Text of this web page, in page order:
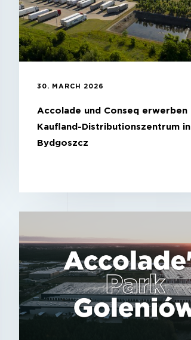
30. MARCH 2026
Accolade und Conseq erwerben
Kaufland-Distributionszentrum in
Bydgoszcz